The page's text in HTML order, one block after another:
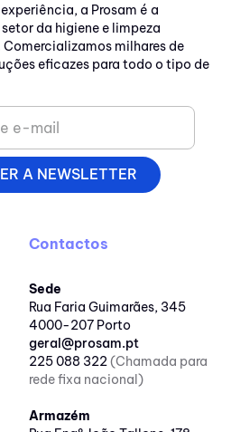
a Prosam é a
da higiene e limpeza
milhares de
eficazes para todo o tipo de
A NEWSLETTER
Contactos
Sede
Rua Faria Guimarães, 345
4000-207 Porto
geral@prosam.pt
225 088 322(Chamada para
rede fixa nacional)
Armazém